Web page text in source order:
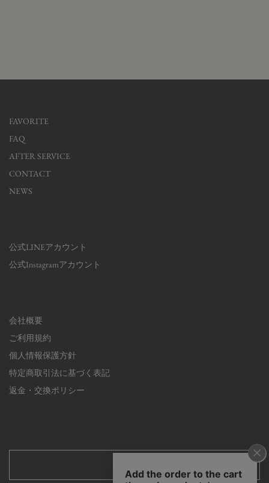
FAVORITE
FAQ
AFTER SERVICE
CONTACT
NEWS
公式LINEアカウント
公式Instagramアカウント
会社概要
ご利用規約
個人情報保護方針
特定商取引法に基づく表記
返金・交換ポリシー